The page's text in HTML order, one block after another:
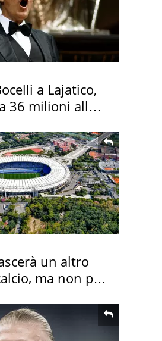
a Lajatico,
36 milioni alla
un altro
ma non per